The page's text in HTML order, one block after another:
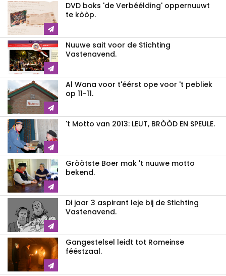
DVD boks 'de Verbéélding' oppernuuwt
te kòòp.
Nuuwe sait voor de Stichting
Vastenavend.
Al Wana voor t'éérst ope voor 't pebliek
op 11-11.
't Motto van 2013: LEUT, BRÒÒD EN SPEULE.
Gròòtste Boer mak 't nuuwe motto
bekend.
Di jaar 3 aspirant leje bij de Stichting
Vastenavend.
Gangestelsel leidt tot Romeinse
fééstzaal.